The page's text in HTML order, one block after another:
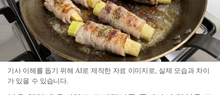
기사 이해를 돕기 위해 AI로 제작한 자료 이미지로, 실제 모습과 차이
가 있을 수 있습니다.